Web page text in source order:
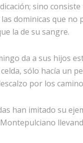
sino
dominicas que no
la de su sangre.
da a sus hijos
sólo hacía un
por los
han imitado su